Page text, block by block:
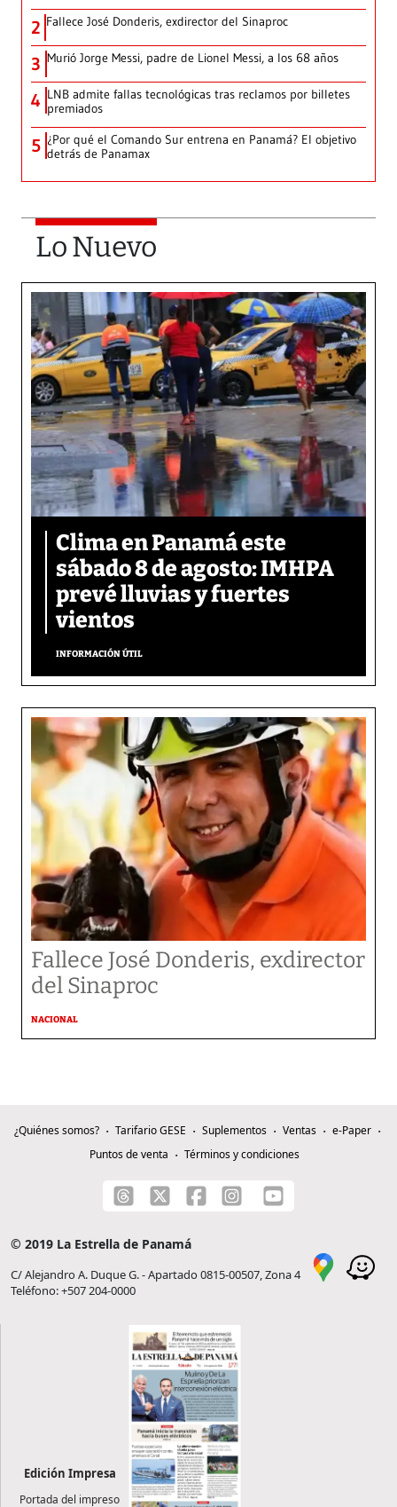
2 Fallece José Donderis, exdirector del Sinaproc
3 Murió Jorge Messi, padre de Lionel Messi, a los 68 años
4 LNB admite fallas tecnológicas tras reclamos por billetes
premiados
5 ¿Por qué el Comando Sur entrena en Panamá? El objetivo
detrás de Panamax
Lo Nuevo
Clima en Panamá este
sábado 8 de agosto: IMHPA
prevé lluvias y fuertes
vientos
INFORMACIÓN ÚTIL
Fallece José Donderis, exdirector
del Sinaproc
NACIONAL
¿Quiénes somos? Tarifario GESE Suplementos Ventas
e-Paper
Puntos de venta
Términos y condiciones
© 2019 La Estrella de Panamá
C/ Alejandro A. Duque G. - Apartado 0815-00507, Zona 4
Teléfono: +507 204-0000
Edición Impresa
Portada del impreso